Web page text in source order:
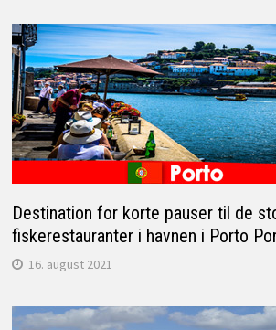
Destination for korte pauser til de
fiskerestauranter i havnen i Porto
16. august 2021